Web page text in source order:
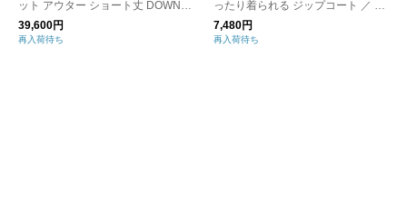
ット アウター ショート丈 DOWN S
HORT JACKET GY-A0555TFE ジム
フレックス
39,600円
再入荷待ち
ったり着られる ジップコート ／ ア
ウター コート ジャケット
7,480円
再入荷待ち